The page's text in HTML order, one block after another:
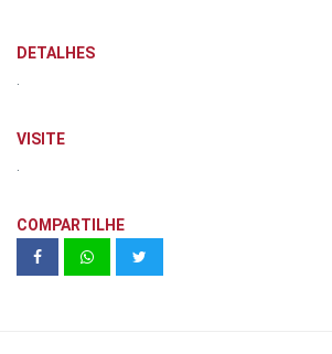
DETALHES
VISITE
COMPARTILHE
Eco Vila Primavera